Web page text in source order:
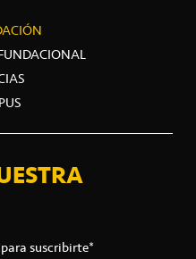
suscribirte*